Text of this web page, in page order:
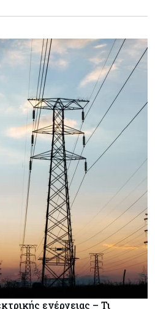
ενέργειας – Τι